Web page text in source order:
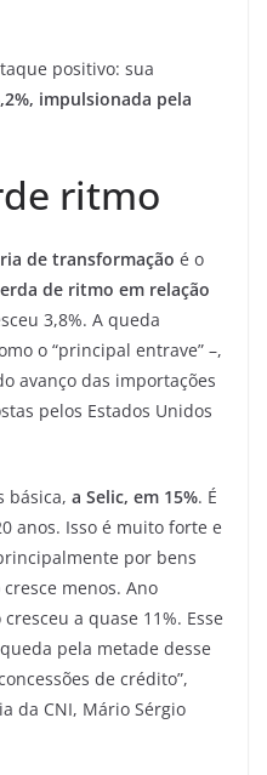
positivo: sua
impulsionada pela
ritmo
de transformação é o
de ritmo em relação
3,8%. A queda
o “principal entrave” –,
avanço das importações
pelos Estados Unidos
básica, a Selic, em 15%. É
anos. Isso é muito forte e
por bens
menos. Ano
a quase 11%. Esse
pela metade desse
de crédito”,
da CNI, Mário Sérgio